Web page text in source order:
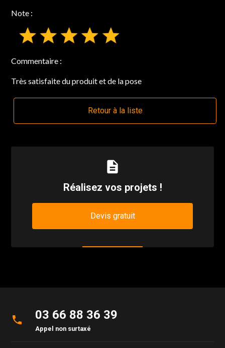
Note :
Commentaire :
Très satisfaite du produit et de la pose
Retour à la liste
description
Réalisez vos projets !
Devis gratuit
phone 03 66 88 36 39
Appel non surtaxé